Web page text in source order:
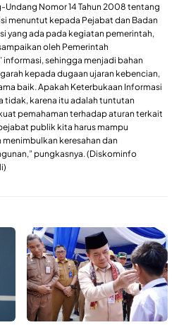
Nomor 14 Tahun 2008 tentang
menuntut kepada Pejabat dan Badan
yang ada pada kegiatan pemerintah,
oleh Pemerintah
informasi, sehingga menjadi bahan
kepada dugaan ujaran kebencian,
baik. Apakah Keterbukaan Informasi
tidak, karena itu adalah tuntutan
pemahaman terhadap aturan terkait
publik kita harus mampu
keresahan dan
pungkasnya. (Diskominfo